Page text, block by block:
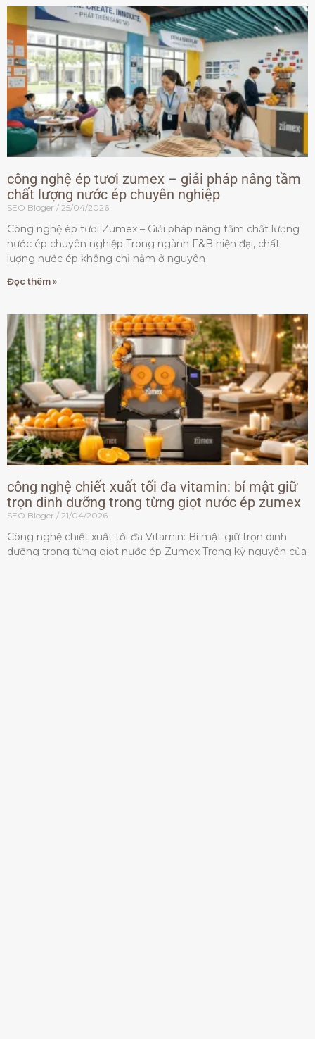
công nghệ ép tươi zumex – giải pháp nâng tầm
chất lượng nước ép chuyên nghiệp
SEO Bloger 25/04/2026
Công nghệ ép tươi Zumex – Giải pháp nâng tầm chất lượng
nước ép chuyên nghiệp Trong ngành F&B hiện đại, chất
lượng nước ép không chỉ nằm ở nguyên
Đọc thêm »
công nghệ chiết xuất tối đa vitamin: bí mật giữ
trọn dinh dưỡng trong từng giọt nước ép zumex
SEO Bloger 21/04/2026
Công nghệ chiết xuất tối đa Vitamin: Bí mật giữ trọn dinh
dưỡng trong từng giọt nước ép Zumex Trong kỷ nguyên của